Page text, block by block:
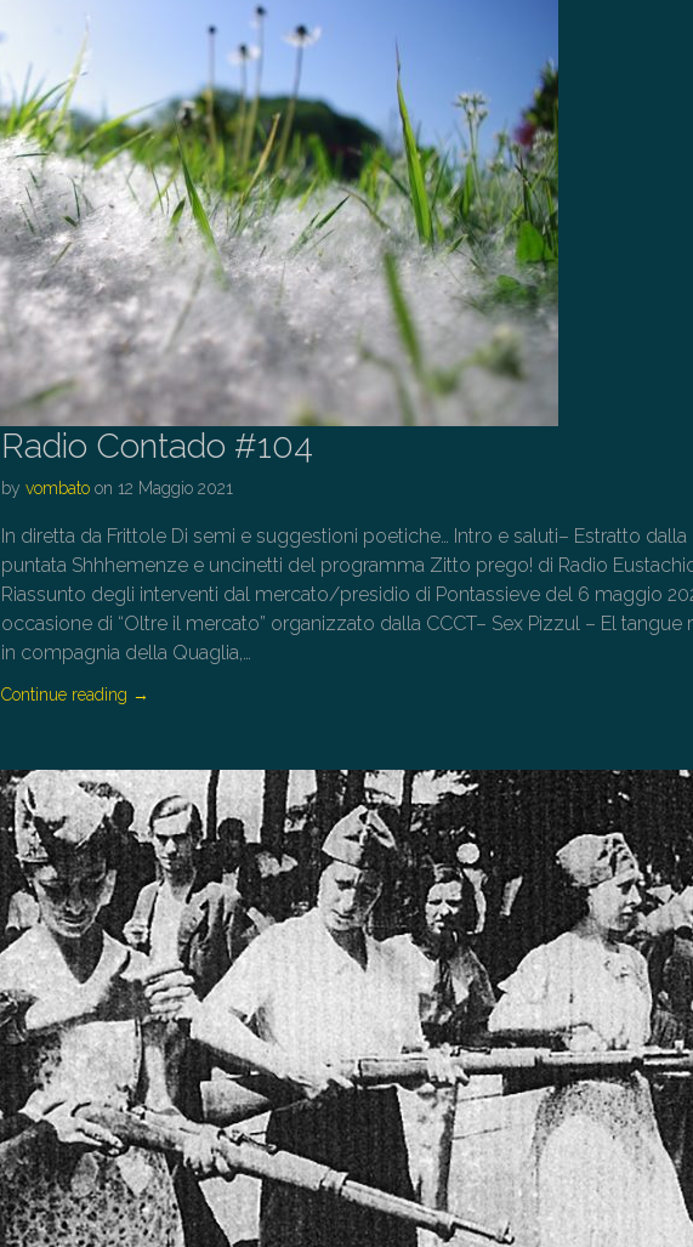
Radio Contado #104
byvombato on 12 Maggio 2021
In diretta da Frittole Di semi e suggestioni poetiche… Intro e saluti– Estratto dalla
puntata Shhhemenze e uncinetti del programma Zitto prego! di Radio
Riassunto degli interventi dal mercato/presidio di Pontassieve del 6 maggio
occasione di “Oltre il mercato” organizzato dalla CCCT– Sex Pizzul – El tangue
in compagnia della Quaglia,…
Continue reading →